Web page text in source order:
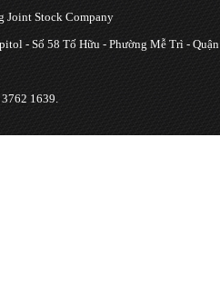
Joint Stock Company
- Số 58 Tố Hữu - Phường Mễ Trì - Quận
1639.